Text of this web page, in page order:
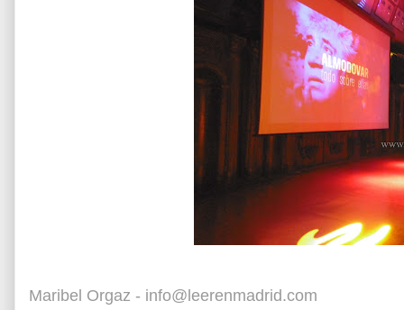
Maribel Orgaz - info@leerenmadrid.com